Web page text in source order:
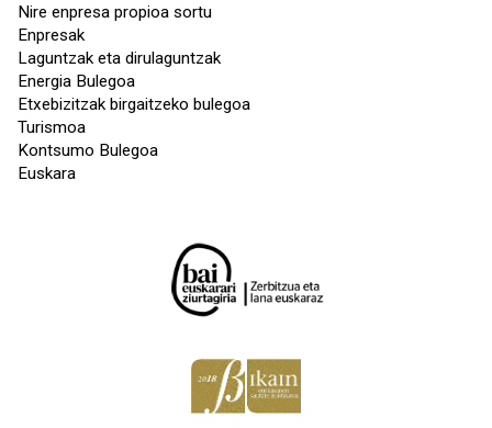
Nire enpresa propioa sortu
Enpresak
Laguntzak eta dirulaguntzak
Energia Bulegoa
Etxebizitzak birgaitzeko bulegoa
Turismoa
Kontsumo Bulegoa
Euskara